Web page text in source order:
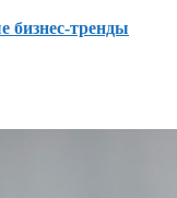
бизнес-тренды